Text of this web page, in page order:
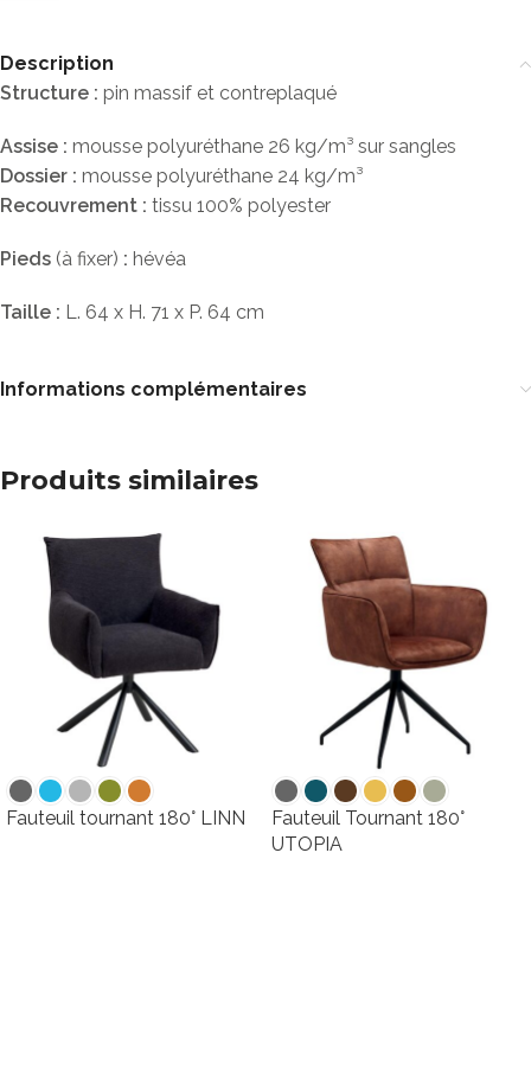
Description
Structure : pin massif et contreplaqué
Assise : mousse polyuréthane 26 kg/m³ sur sangles
Dossier : mousse polyuréthane 24 kg/m³
Recouvrement : tissu 100% polyester
Pieds (à fixer) : hévéa
Taille : L. 64 x H. 71 x P. 64 cm
Informations complémentaires
Produits similaires
Fauteuil tournant 180° LINN
Fauteuil Tournant 180°
UTOPIA